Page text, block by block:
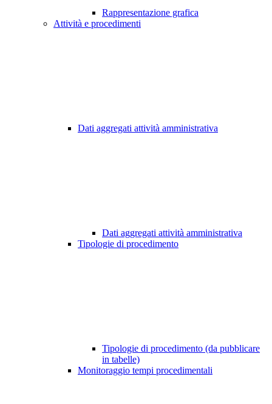
Rappresentazione grafica
Attività e procedimenti
Dati aggregati attività amministrativa
Dati aggregati attività amministrativa
Tipologie di procedimento
Tipologie di procedimento (da pubblicare
in tabelle)
Monitoraggio tempi procedimentali